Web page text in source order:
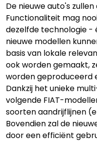
De nieuwe auto's
Functionaliteit mag
dezelfde technologie -
nieuwe modellen
basis van lokale
ook worden gemaakt,
worden geproduceerd
Dankzij het unieke
volgende FIAT-
soorten aandrijflijnen
Bovendien zal de
door een efficiënt